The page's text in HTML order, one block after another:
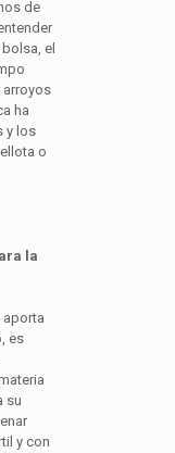
de
el
arroyos
ha
y los
o
la
aporta
es
su
y con